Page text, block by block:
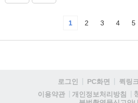
1 2 3 4 5
로그인 PC화면 퀵링크
이용약관
개인정보처리방침